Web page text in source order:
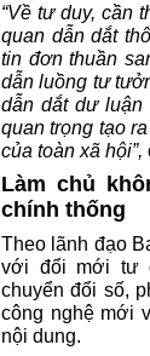
“Về tư duy, cần
quan dẫn dắt
tin đơn thuần
dẫn luồng tư
dẫn dắt dư luận
quan trọng tạo
của toàn xã hội”,
Làm chủ
chính thống
Theo lãnh đạo
với đổi mới tư
chuyển đổi số,
công nghệ mới
nội dung.